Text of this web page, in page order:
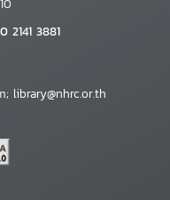
2141 3881
library@nhrc.or.th